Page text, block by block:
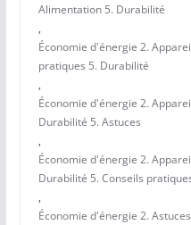
Alimentation 5. Durabilité
,
Économie d'énergie 2.
pratiques 5. Durabilité
,
Économie d'énergie 2.
Durabilité 5. Astuces
,
Économie d'énergie 2.
Durabilité 5. Conseils
,
Économie d'énergie 2.